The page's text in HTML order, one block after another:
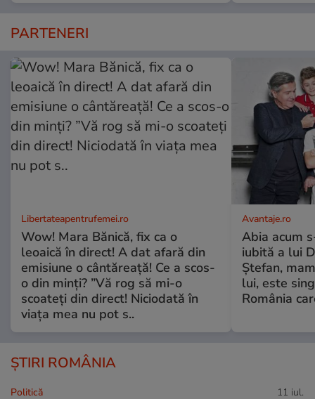
PARTENERI
Libertateapentrufemei.ro
Wow! Mara Bănică, fix ca o
leoaică în direct! A dat afară din
emisiune o cântăreață! Ce a scos-
o din minți? ”Vă rog să mi-o
scoateți din direct! Niciodată în
viața mea nu pot s..
Avantaje.ro
Abia acum
iubită a lui
Ștefan,
lui, este
România
ȘTIRI ROMÂNIA
Politică 11 iul.